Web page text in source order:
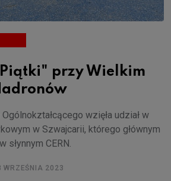
przy Wielkim
wzięła udział w
w Szwajcarii, którego głównym
słynnym CERN.
WRZEŚNIA 2023